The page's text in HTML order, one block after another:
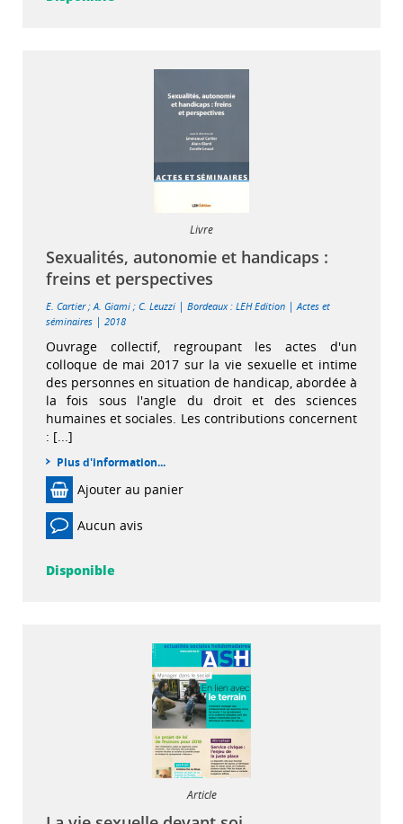
Livre
Sexualités, autonomie et handicaps :
freins et perspectives
E. Cartier;A. Giami ; C. Leuzzi | Bordeaux : LEH Edition |Actes et
séminaires | 2018
Ouvrage collectif, regroupant les actes d'un
colloque de mai 2017 sur la vie sexuelle et intime
des personnes en situation de handicap, abordée à
la fois sous l'angle du droit et des sciences
humaines et sociales. Les contributions concernent
: [...]
Plus d'information...
Ajouter au panier
Aucun avis
Disponible
Article